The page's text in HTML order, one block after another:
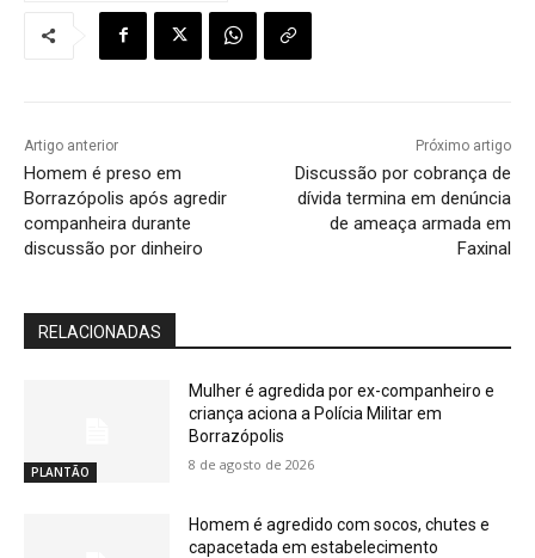
Artigo anterior
Homem é preso em
Borrazópolis após agredir
companheira durante
discussão por dinheiro
Próximo artigo
Discussão por cobrança de
dívida termina em denúncia
de ameaça armada em
Faxinal
RELACIONADAS
PLANTÃO
Mulher é agredida por ex-companheiro e
criança aciona a Polícia Militar em
Borrazópolis
8 de agosto de 2026
Homem é agredido com socos, chutes e
capacetada em estabelecimento